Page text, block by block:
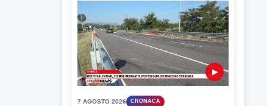
7 AGOSTO 2026 CRONACA
Ponte Valentino,21enne indagato:
ipotesi duplice omicidio stradale
Incidente mortale a Ponte Valentino,
indagato il 21enne alla guida...